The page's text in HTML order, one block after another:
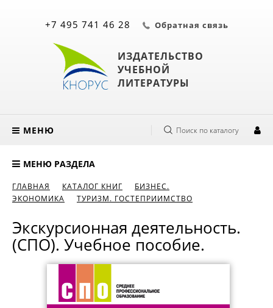
ИЗДАТЕЛЬСТВО
УЧЕБНОЙ
ЛИТЕРАТУРЫ
+7 495 741 46 28 Обратная связь
МЕНЮ Поиск по каталогу
МЕНЮ РАЗДЕЛА
ГЛАВНАЯ КАТАЛОГ КНИГ
БИЗНЕС.
ЭКОНОМИКА
ТУРИЗМ. ГОСТЕПРИИМСТВО
Экскурсионная деятельность.
(СПО). Учебное пособие.